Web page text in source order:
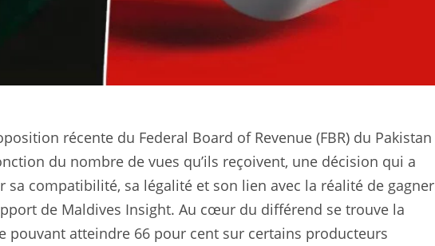
récente du Federal Board of Revenue (FBR) du Pakistan
du nombre de vues qu’ils reçoivent, une décision qui a
sa compatibilité, sa légalité et son lien avec la réalité de gagner
de Maldives Insight. Au cœur du différend se trouve la
pouvant atteindre 66 pour cent sur certains producteurs